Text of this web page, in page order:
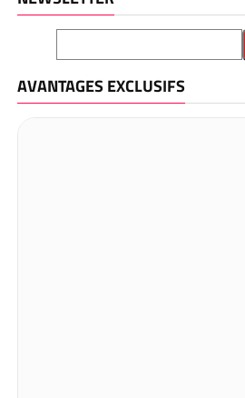
AVANTAGES EXCLUSIFS